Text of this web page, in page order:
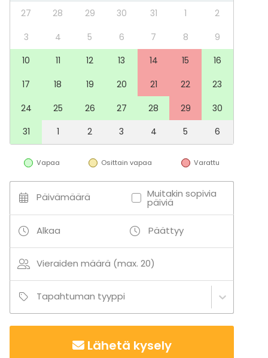
Terassi / Piha
Mökki
27 28 29 30 31 1
2
3
4 5 6 7 8
9
10
11 12 13 14 15
16
17
18 19 20 21 22
23
24
25 26 27 28 29
30
31
1 2 3 4 5 6
Vapaa Osittain vapaa Varattu
Päivämäärä Muitakin sopivia
päiviä
Alkaa Päättyy
Vieraiden määrä (max. 20)
Tapahtuman tyyppi
Lähetä kysely